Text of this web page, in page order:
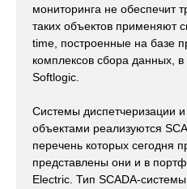
мониторинга не обеспечит
таких объектов применяют
time, построенные на базе
комплексов сбора данных,
Softlogic.
Системы диспетчеризации
объектами реализуются
перечень которых сегодня
представлены они и в
Electric. Тип SCADA-